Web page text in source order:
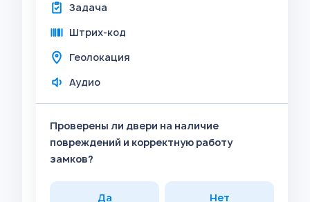
Задача
Штрих-код
Геолокация
Аудио
Проверены ли двери на наличие
повреждений и корректную работу
замков?
Да Нет